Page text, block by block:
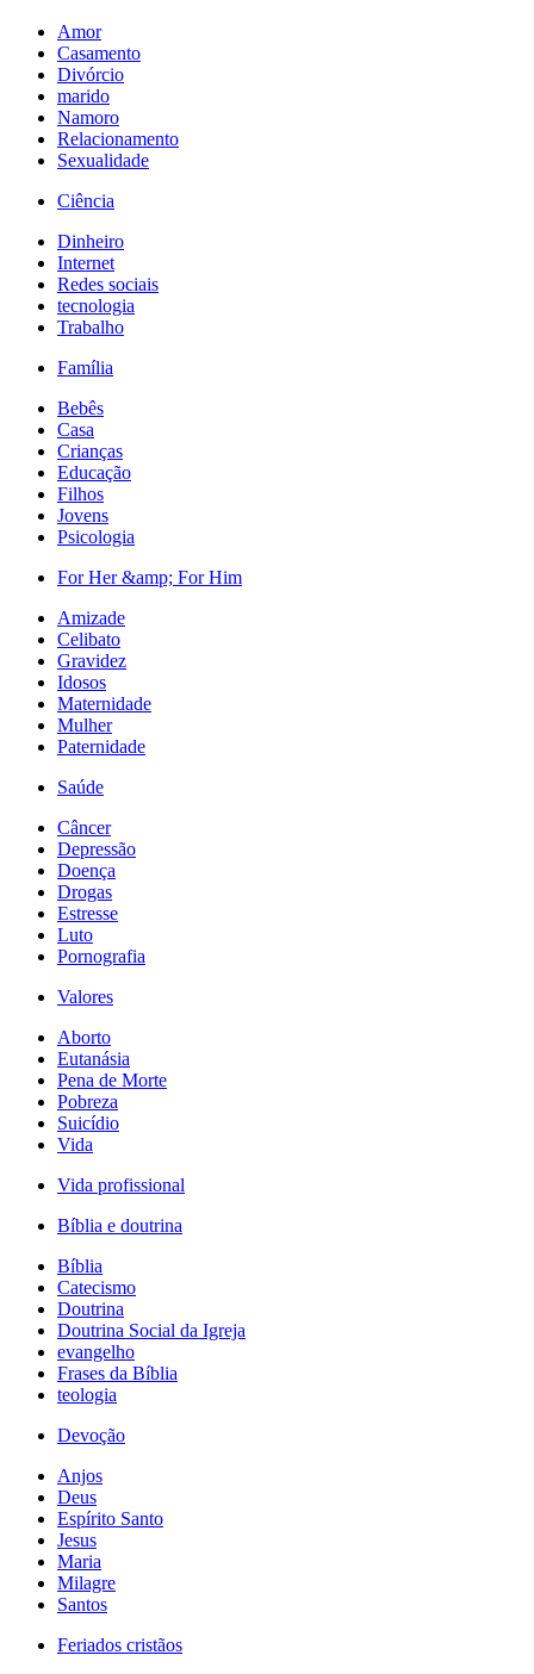
Amor
Casamento
Divórcio
marido
Namoro
Relacionamento
Sexualidade
Ciência
Dinheiro
Internet
Redes sociais
tecnologia
Trabalho
Família
Bebês
Casa
Crianças
Educação
Filhos
Jovens
Psicologia
For Her &amp; For Him
Amizade
Celibato
Gravidez
Idosos
Maternidade
Mulher
Paternidade
Saúde
Câncer
Depressão
Doença
Drogas
Estresse
Luto
Pornografia
Valores
Aborto
Eutanásia
Pena de Morte
Pobreza
Suicídio
Vida
Vida profissional
Bíblia e doutrina
Bíblia
Catecismo
Doutrina
Doutrina Social da Igreja
evangelho
Frases da Bíblia
teologia
Devoção
Anjos
Deus
Espírito Santo
Jesus
Maria
Milagre
Santos
Feriados cristãos